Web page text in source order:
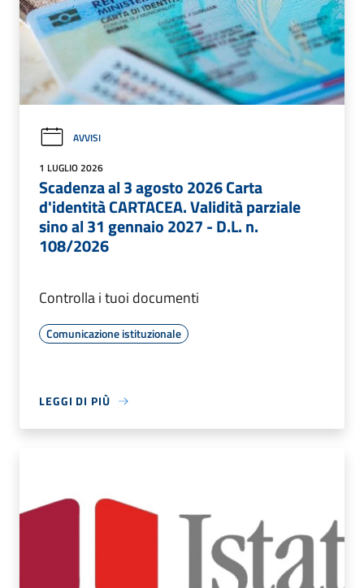
AVVISI
1 LUGLIO 2026
Scadenza al 3 agosto 2026 Carta
d'identità CARTACEA. Validità parziale
sino al 31 gennaio 2027 - D.L. n.
108/2026
Controlla i tuoi documenti
Comunicazione istituzionale
LEGGI DI PIÙ